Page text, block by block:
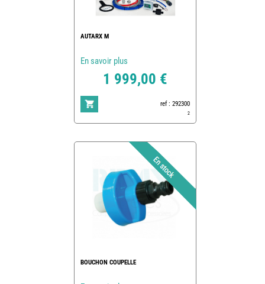
AUTARX M
En savoir plus
1 999,00 €
ref : 292300
2
BOUCHON COUPELLE